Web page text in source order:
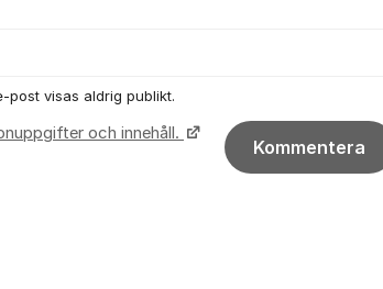
post visas aldrig publikt.
och innehåll.
Kommentera